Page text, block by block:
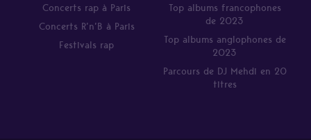
Concerts rap à Paris
Concerts R’n’B à Paris
Festivals rap
Top albums francophones
de 2023
Top albums anglophones de
2023
Parcours de DJ Mehdi en 20
titres